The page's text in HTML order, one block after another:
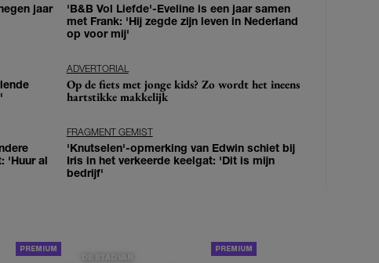
jaar
'B&B Vol Liefde'-Eveline is een jaar samen
met Frank: 'Hij zegde zijn leven in Nederland
op voor mij'
ADVERTORIAL
Op de fiets met jonge kids? Zo wordt het ineens
hartstikke makkelijk
'Huur al
FRAGMENT GEMIST
'Knutselen'-opmerking van Edwin schiet bij
Iris in het verkeerde keelgat: 'Dit is mijn
bedrijf'
DE STAD VAN